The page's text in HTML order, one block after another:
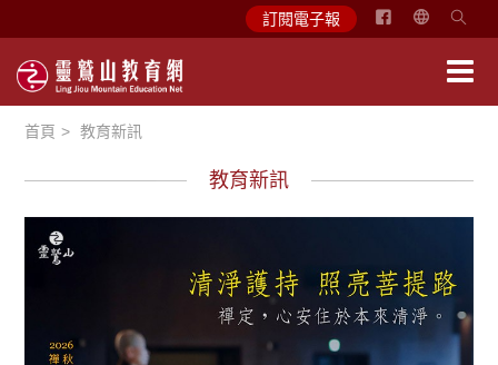
訂閱電子報
简
首頁 教育新訊
教育新訊